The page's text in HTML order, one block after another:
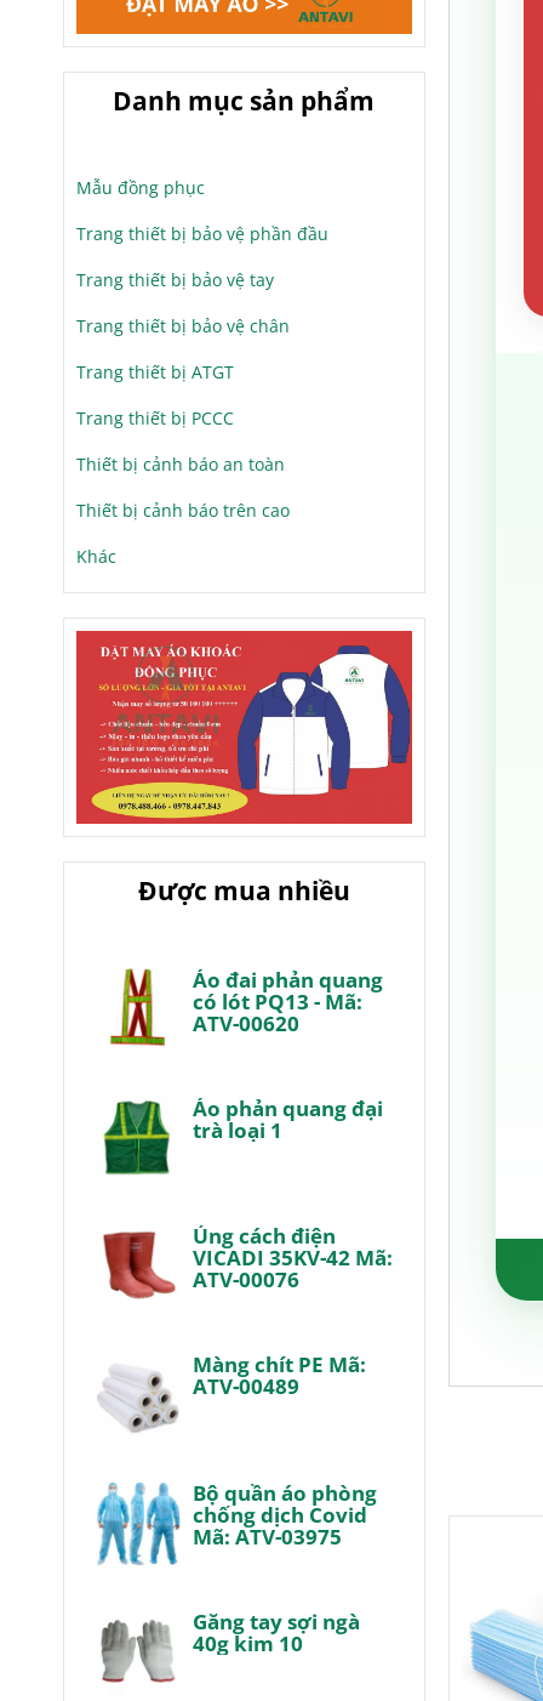
Danh mục sản phẩm
Mẫu đồng phục
Trang thiết bị bảo vệ phần đầu
Trang thiết bị bảo vệ tay
Trang thiết bị bảo vệ chân
Trang thiết bị ATGT
Trang thiết bị PCCC
Thiết bị cảnh báo an toàn
Thiết bị cảnh báo trên cao
Khác
Được mua nhiều
Áo đai phản quang
có lót PQ13 - Mã:
ATV-00620
Áo phản quang đại
trà loại 1
Ủng cách điện
VICADI 35KV-42 Mã:
ATV-00076
Màng chít PE Mã:
ATV-00489
Bộ quần áo phòng
chống dịch Covid
Mã: ATV-03975
Găng tay sợi ngà
40g kim 10